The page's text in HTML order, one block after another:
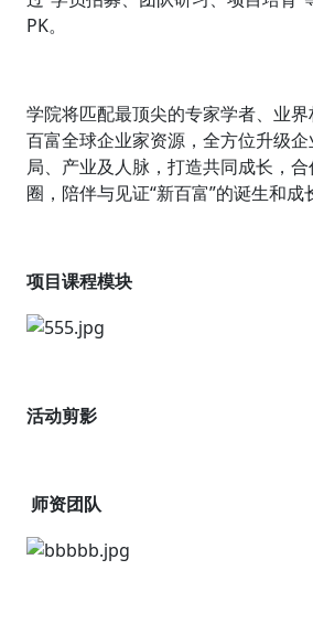
PK。
学院将匹配最顶尖的专家学者、业
百富全球企业家资源，全方位升级
局、产业及人脉，打造共同成长，
圈，陪伴与见证“新百富”的诞生和成
项目课程模块
活动剪影
师资团队